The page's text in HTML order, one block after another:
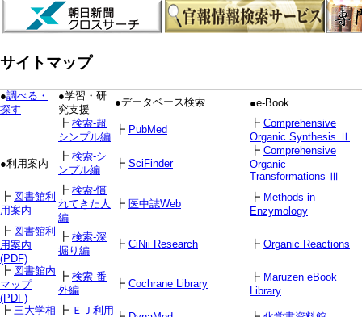
サイトマップ
●調べる・
探す
●学習・研
究支援
●データベース検索
●e-Book
┣ 検索-超
シンプル編
┣ PubMed
┣ Comprehensive
Organic Synthesis Ⅱ
●利用案内
┣ 検索-シ
ンプル編
┣ SciFinder
┣ Comprehensive
Organic
Transformations Ⅲ
┣ 図書館利
用案内
┣ 検索-慣
れてきた人
編
┣ 医中誌Web
┣ Methods in
Enzymology
┣ 図書館利
用案内
(PDF)
┣ 検索-深
掘り編
┣ CiNii Research ┣ Organic Reactions
┣ 図書館内
マップ
(PDF)
┣ 検索-番
外編
┣ Cochrane Library
┣ Maruzen eBook
Library
┣ 三大学相
┣ ＥＪ利用